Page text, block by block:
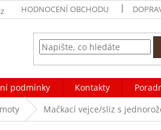
HODNOCENÍ OBCHODU
podmínky Kontakty
Mačkací vejce/sliz s